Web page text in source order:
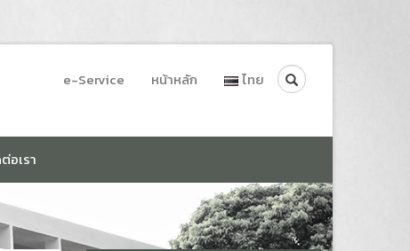
e-Service หน้าหลัก ไทย Search
อเรา